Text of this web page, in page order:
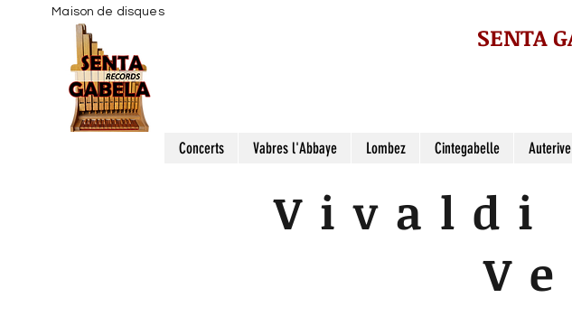
Maison de disques
SENTA
Concerts Vabres l'Abbaye Lombez Cintegabelle Auterive
Vivaldi